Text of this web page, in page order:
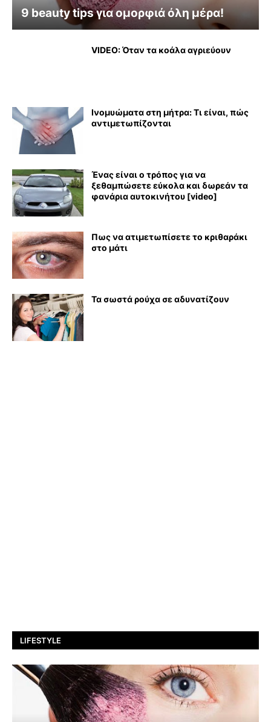
9 beauty tips για ομορφιά όλη μέρα!
VIDEO: Όταν τα κοάλα αγριεύουν
Ινομυώματα στη μήτρα: Τι είναι, πώς
αντιμετωπίζονται
Ένας είναι ο τρόπος για να
ξεθαμπώσετε εύκολα και δωρεάν τα
φανάρια αυτοκινήτου [video]
Πως να ατιμετωπίσετε το κριθαράκι
στο μάτι
Τα σωστά ρούχα σε αδυνατίζουν
LIFESTYLE